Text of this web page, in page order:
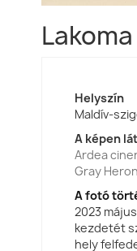
Lakoma
Helyszín
Maldív-
A képen
Ardea
Gray
A fotó
2023
kezdetét
hely